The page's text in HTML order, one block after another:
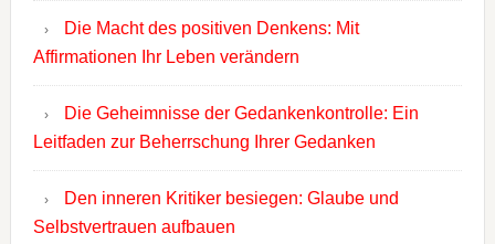
Die Macht des positiven Denkens: Mit
Affirmationen Ihr Leben verändern
Die Geheimnisse der Gedankenkontrolle: Ein
Leitfaden zur Beherrschung Ihrer Gedanken
Den inneren Kritiker besiegen: Glaube und
Selbstvertrauen aufbauen